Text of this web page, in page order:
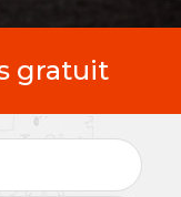
gratuit